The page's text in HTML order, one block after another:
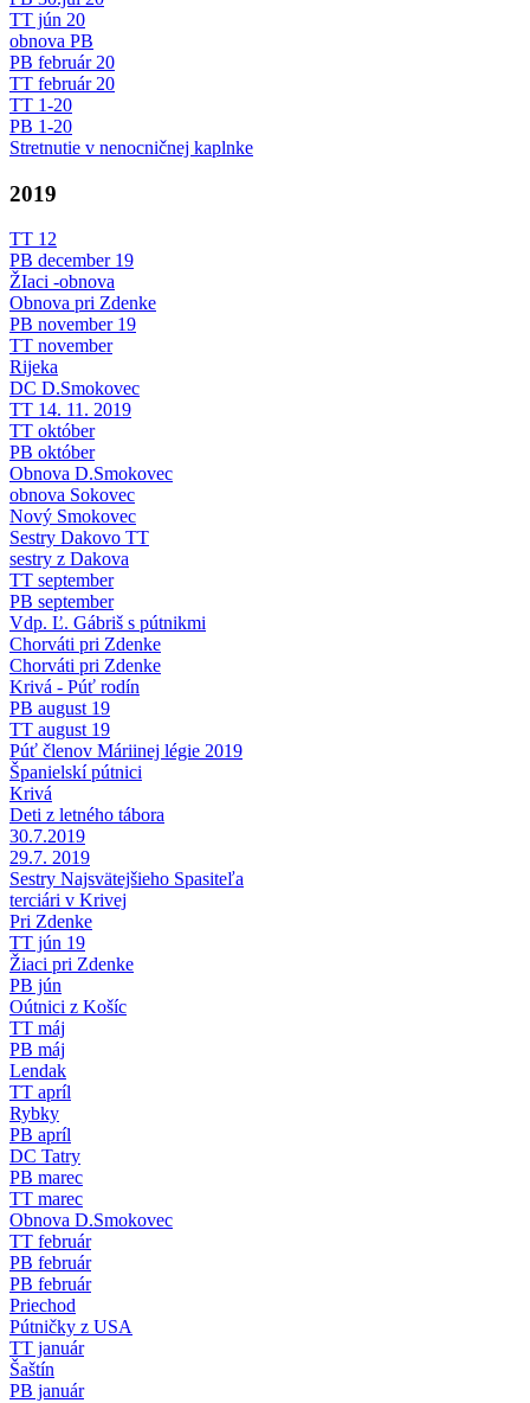
TT jún 20
obnova PB
PB február 20
TT február 20
TT 1-20
PB 1-20
Stretnutie v nenocničnej kaplnke
2019
TT 12
PB december 19
ŽIaci -obnova
Obnova pri Zdenke
PB november 19
TT november
Rijeka
DC D.Smokovec
TT 14. 11. 2019
TT október
PB október
Obnova D.Smokovec
obnova Sokovec
Nový Smokovec
Sestry Dakovo TT
sestry z Dakova
TT september
PB september
Vdp. Ľ. Gábriš s pútnikmi
Chorváti pri Zdenke
Chorváti pri Zdenke
Krivá - Púť rodín
PB august 19
TT august 19
Púť členov Máriinej légie 2019
Španielskí pútnici
Krivá
Deti z letného tábora
30.7.2019
29.7. 2019
Sestry Najsvätejšieho Spasiteľa
terciári v Krivej
Pri Zdenke
TT jún 19
Žiaci pri Zdenke
PB jún
Oútnici z Košíc
TT máj
PB máj
Lendak
TT apríl
Rybky
PB apríl
DC Tatry
PB marec
TT marec
Obnova D.Smokovec
TT február
PB február
PB február
Priechod
Pútničky z USA
TT január
Šaštín
PB január